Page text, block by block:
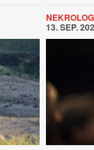
NEKROLOG
13. SEP.